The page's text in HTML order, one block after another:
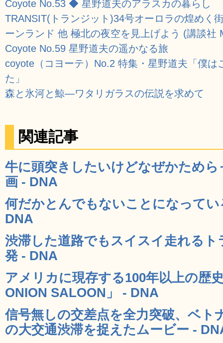
Coyote No.53 ◆ 星野道夫のアラスカの暮らし
TRANSIT(トランジット)34号オーロラの煌めく
ーンランド 他 極北の夜空を見上げよう (講談社
Coyote No.59 星野道夫の遥かなる旅
coyote（コヨーテ）No.2 特集・星野道夫「僕は
た」
森と氷河と鯨―ワタリガラスの伝説を求めて
関連記事
牛に頭突きしたいけどなぜかため
画 - DNA
何だかとんでもないことになって
DNA
渋滞した道路でもスイスイ走れる
発 - DNA
アメリカに現存する100年以上の歴
ONION SALOON」 - DNA
信号無しの交差点を全力突破、ベト
の大交通渋滞を捉えたムービー -